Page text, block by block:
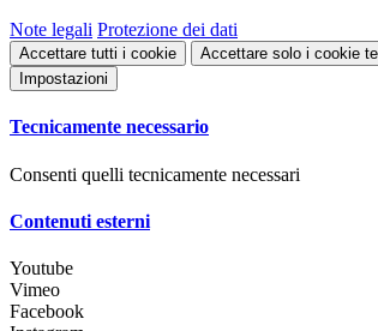
Note legali Protezione dei dati
Accettare tutti i cookie
Accettare solo i cookie
Impostazioni
Tecnicamente necessario
Consenti quelli tecnicamente necessari
Contenuti esterni
Youtube
Vimeo
Facebook